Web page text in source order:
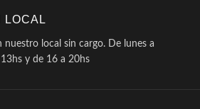
LOCAL
nuestro local sin cargo. De lunes a
y de 16 a 20hs